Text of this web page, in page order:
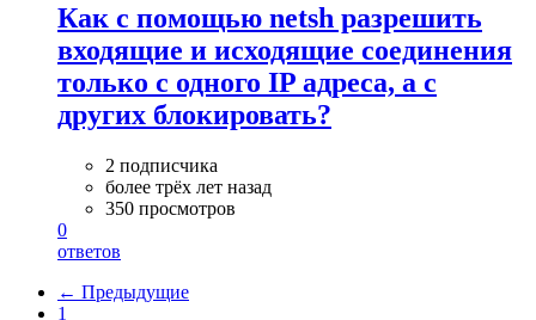
Как с помощью netsh разрешить
входящие и исходящие соединения
только с одного IP адреса, а с
других блокировать?
2 подписчика
более трёх лет назад
350 просмотров
0
ответов
← Предыдущие
1